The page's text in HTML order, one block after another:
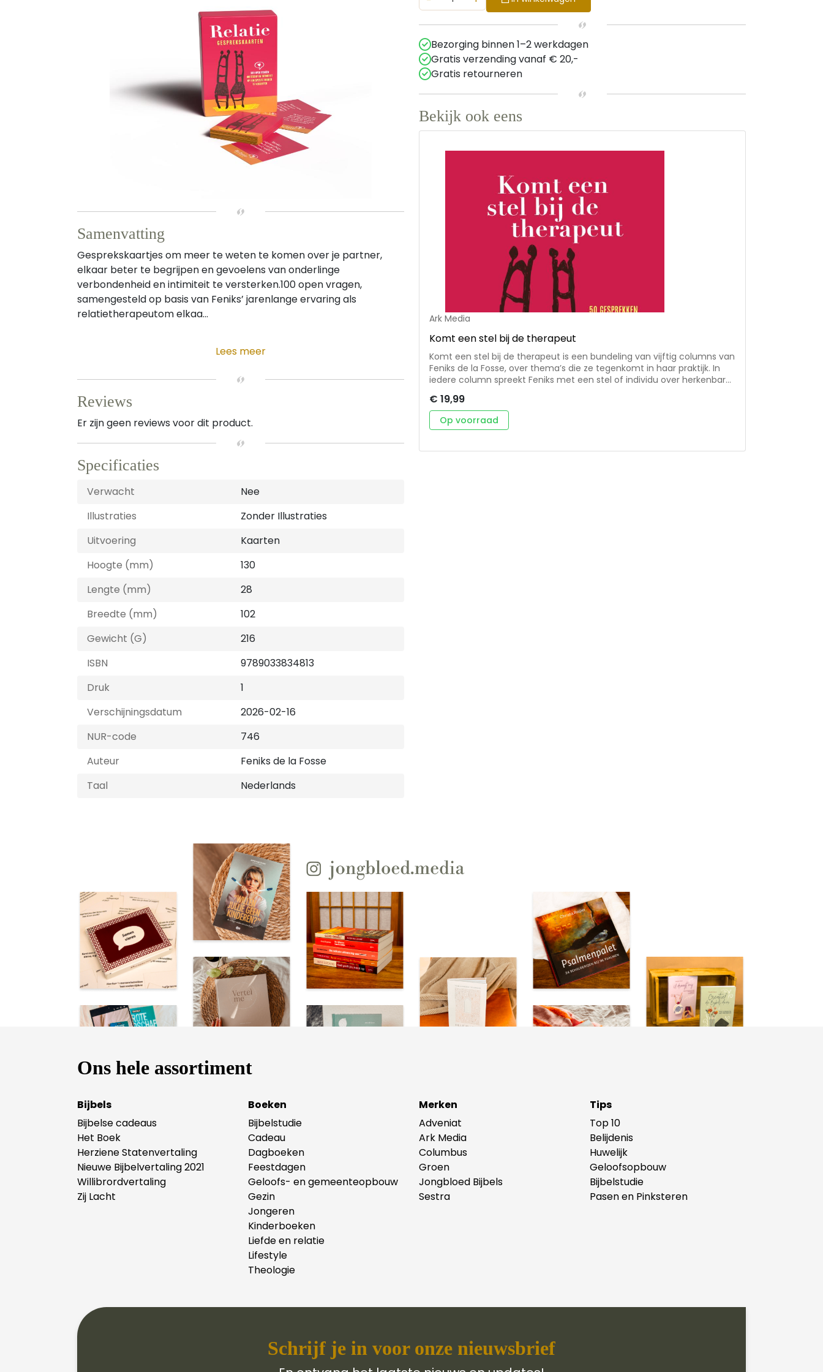
Samenvatting
Gesprekskaartjes om meer te weten te komen over je partner,
elkaar beter te begrijpen en gevoelens van onderlinge
verbondenheid en intimiteit te versterken.100 open vragen,
samengesteld op basis van Feniks’ jarenlange ervaring als
relatietherapeutom elkaa...
Lees meer
Reviews
Er zijn geen reviews voor dit product.
Specificaties
Verwacht
Nee
Illustraties
Zonder Illustraties
Uitvoering
Kaarten
Hoogte (mm)
130
Lengte (mm)
28
Breedte (mm)
102
Gewicht (G)
216
ISBN
9789033834813
Druk
1
Verschijningsdatum
2026-02-16
NUR-code
746
Auteur
Feniks de la Fosse
Taal
Nederlands
Bezorging binnen 1–2 werkdagen
Gratis verzending vanaf € 20,-
Gratis retourneren
Bekijk ook eens
Ark Media
Komt een stel bij de therapeut
Komt een stel bij de therapeut is een bundeling van vijftig columns van
Feniks de la Fosse, over thema’s die ze tegenkomt in haar praktijk. In
iedere column spreekt Feniks met een stel of individu over herkenbare
columns werden oorspronkelijk in het Nederlands Dagblad geplaatst. De
columns zijn in gespreksvorm geschreven met na elke column een
oefening, tip of overdenking om mee aan de slag te gaan en een QR-
Marien Korterink. Feniks de la Fosse is psycholoog, relatietherapeut en
€ 19,99
Op voorraad
Ons hele assortiment
Bijbels
Bijbelse cadeaus
Het Boek
Herziene Statenvertaling
Nieuwe Bijbelvertaling 2021
Willibrordvertaling
Zij Lacht
Boeken
Bijbelstudie
Cadeau
Dagboeken
Feestdagen
Geloofs- en gemeenteopbouw
Gezin
Jongeren
Kinderboeken
Liefde en relatie
Lifestyle
Theologie
Merken
Adveniat
Ark Media
Columbus
Groen
Jongbloed Bijbels
Sestra
Tips
Top 10
Belijdenis
Huwelijk
Geloofsopbouw
Bijbelstudie
Pasen en Pinksteren
Schrijf je in voor onze nieuwsbrief